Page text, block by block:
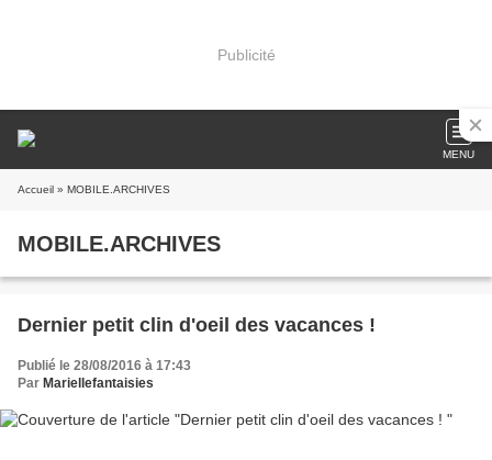
Publicité
MENU
Accueil » MOBILE.ARCHIVES
MOBILE.ARCHIVES
Dernier petit clin d'oeil des vacances !
Publié le 28/08/2016 à 17:43
Par Mariellefantaisies